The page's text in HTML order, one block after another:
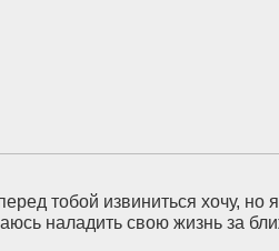
тобой извиниться хочу,
наладить свою жизнь за